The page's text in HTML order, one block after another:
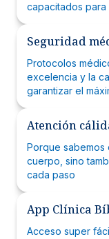
capacitados para
Seguridad
Protocolos
excelencia y la
garantizar el
Atención
Porque sabemos
cuerpo, sino
cada paso
App Clínica
Acceso super